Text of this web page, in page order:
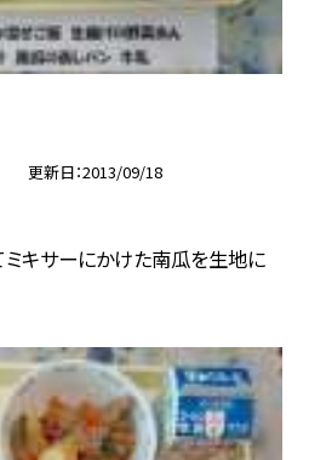
更新日 2013/09/18
ミキサーにかけた南瓜を生地に